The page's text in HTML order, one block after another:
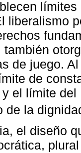
liberalismo
también
de juego.
de
el límite
de la
el diseño